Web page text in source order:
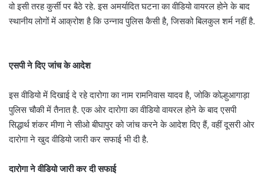
वो इसी तरह कुर्सी पर बैठे रहे. इस अमर्यादित घटना का वीडियो वायरल होने के बाद
स्थानीय लोगों में आक्रोश है कि उन्नाव पुलिस कैसी है, जिसको बिलकुल शर्म नहीं है.
एसपी ने दिए जांच के आदेश
इस वीडियो में दिखाई दे रहे दारोगा का नाम रामनिवास यादव है, जोकि कोल्हुआगाड़ा
पुलिस चौकी में तैनात है. एक ओर दारोगा का वीडियो वायरल होने के बाद एसपी
सिद्धार्थ शंकर मीणा ने सीओ बीघापुर को जांच करने के आदेश दिए हैं, वहीं दूसरी ओर
दारोगा ने खुद वीडियो जारी कर सफाई भी दी है.
दारोगा ने वीडियो जारी कर दी सफाई